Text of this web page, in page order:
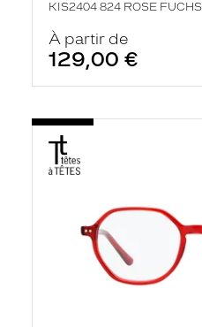
KIS2404 824 ROSE
À partir de
129,00 €